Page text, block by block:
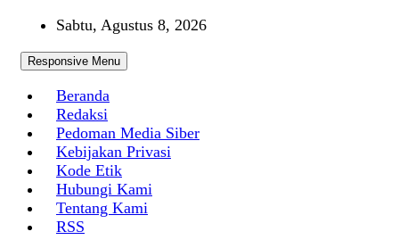
content
Sabtu, Agustus 8, 2026
Responsive Menu
Beranda
Redaksi
Pedoman Media Siber
Kebijakan Privasi
Kode Etik
Hubungi Kami
Tentang Kami
RSS